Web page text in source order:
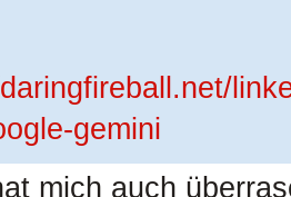
gemini
mich auch